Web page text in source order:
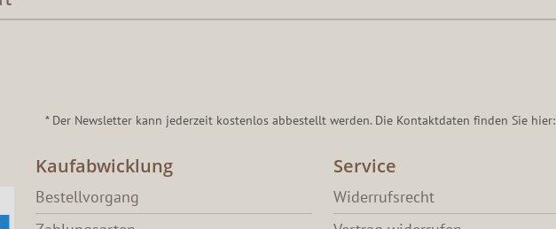
* Der Newsletter kann jederzeit kostenlos abbestellt werden. Die Kontaktdaten finden Sie hier:
Kaufabwicklung
Bestellvorgang
Service
Widerrufsrecht